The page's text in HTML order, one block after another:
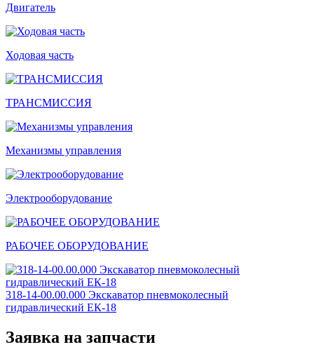
Двигатель
Ходовая часть
ТРАНСМИССИЯ
Механизмы управления
Электрооборудование
РАБОЧЕЕ ОБОРУДОВАНИЕ
318-14-00.00.000 Экскаватор пневмоколесный
гидравлический ЕК-18
Заявка на запчасти